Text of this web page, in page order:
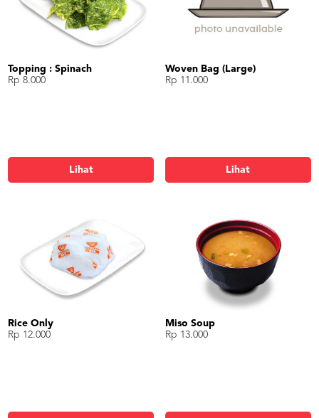
Topping : Spinach
Rp 8.000
Lihat
Woven Bag (Large)
Rp 11.000
Lihat
Rice Only
Rp 12.000
Miso Soup
Rp 13.000